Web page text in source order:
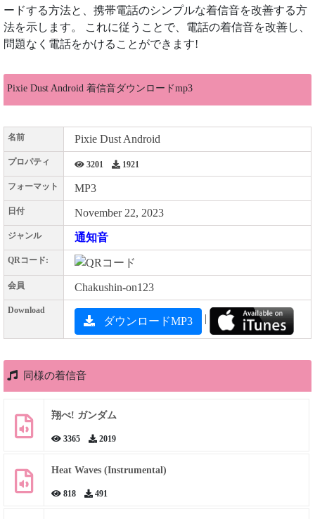
ードする方法と、携帯電話のシンプルな着信音を改善する方
法を示します。 これに従うことで、電話の着信音を改善し、
問題なく電話をかけることができます!
Pixie Dust Android 着信音ダウンロードmp3
名前 Pixie Dust Android
プロパティ 3201 1921
フォーマット MP3
日付 November 22, 2023
ジャンル 通知音
QRコード:
会員 Chakushin-on123
Download
ダウンロードMP3 |
同様の着信音
翔べ! ガンダム
3365 2019
Heat Waves (Instrumental)
818 491